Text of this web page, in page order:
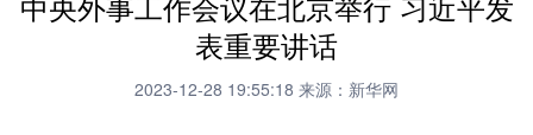
学习进行时 高层 时政 人事
财经 网评
中央外事工作会议在北京举行 习近平发
表重要讲话
2023-12-28 19:55:18 来源：新华网